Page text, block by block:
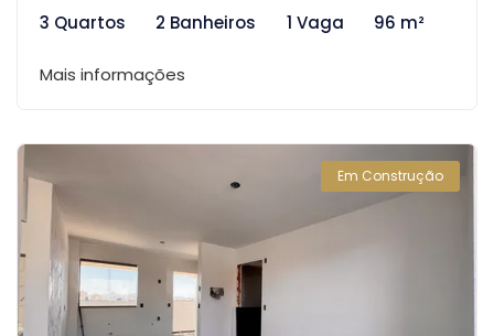
3 Quartos
2 Banheiros 1 Vaga 96 m²
Mais informações
Em Construção